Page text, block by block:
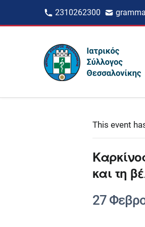
2310262300
This event
και τη
27